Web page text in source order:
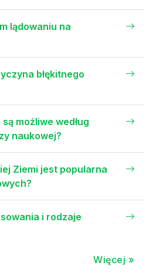
lądowaniu na
błękitnego
możliwe według
naukowej?
Ziemi jest popularna
i rodzaje
Więcej »